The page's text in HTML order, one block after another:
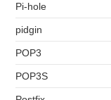
Pi-hole
pidgin
POP3
POP3S